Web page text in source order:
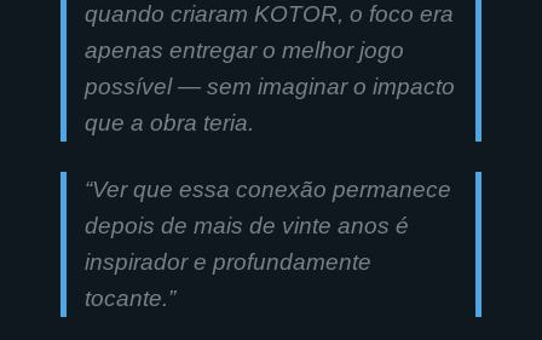
quando criaram KOTOR, o foco era
apenas entregar o melhor jogo
possível — sem imaginar o impacto
que a obra teria.
“Ver que essa conexão permanece
depois de mais de vinte anos é
inspirador e profundamente
tocante.”